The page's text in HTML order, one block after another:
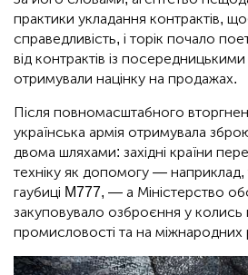
практики укладання контрактів,
справедливість, і торік почало
від контрактів із
отримували націнку на продажах.
Після повномасштабного
українська армія отримувала
двома шляхами: західні країни
техніку як допомогу — наприклад,
гаубиці M777, — а Міністерство
закуповувало озброєння у колись
промисловості та на міжнародних